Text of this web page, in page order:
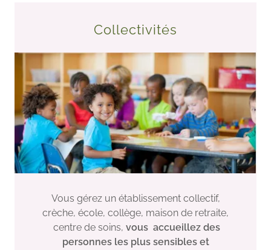
Collectivités
Vous gérez un établissement collectif,
crèche, école, collège, maison de retraite,
centre de soins, vous accueillez des
personnes les plus sensibles et